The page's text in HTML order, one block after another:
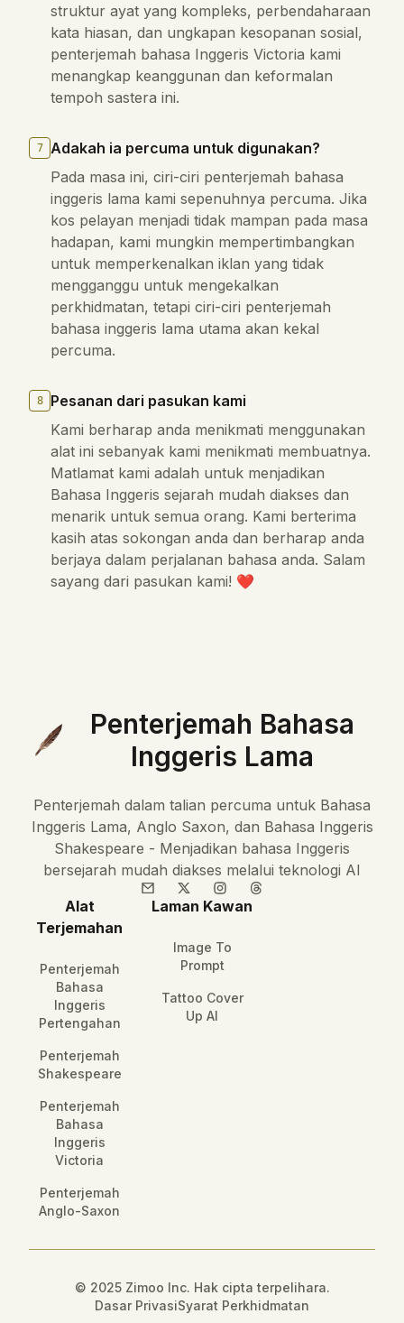
struktur ayat yang kompleks, perbendaharaan
kata hiasan, dan ungkapan kesopanan sosial,
penterjemah bahasa Inggeris Victoria kami
menangkap keanggunan dan keformalan
tempoh sastera ini.
7
Adakah ia percuma untuk digunakan?
Pada masa ini, ciri-ciri penterjemah bahasa
inggeris lama kami sepenuhnya percuma. Jika
kos pelayan menjadi tidak mampan pada masa
hadapan, kami mungkin mempertimbangkan
untuk memperkenalkan iklan yang tidak
mengganggu untuk mengekalkan
perkhidmatan, tetapi ciri-ciri penterjemah
bahasa inggeris lama utama akan kekal
percuma.
8
Pesanan dari pasukan kami
Kami berharap anda menikmati menggunakan
alat ini sebanyak kami menikmati membuatnya.
Matlamat kami adalah untuk menjadikan
Bahasa Inggeris sejarah mudah diakses dan
menarik untuk semua orang. Kami berterima
kasih atas sokongan anda dan berharap anda
berjaya dalam perjalanan bahasa anda. Salam
sayang dari pasukan kami! ❤️
Penterjemah Bahasa
Inggeris Lama
Penterjemah dalam talian percuma untuk Bahasa
Inggeris Lama, Anglo Saxon, dan Bahasa Inggeris
Shakespeare - Menjadikan bahasa Inggeris
bersejarah mudah diakses melalui teknologi AI
Alat
Terjemahan
Penterjemah
Bahasa
Inggeris
Pertengahan
Penterjemah
Shakespeare
Penterjemah
Bahasa
Inggeris
Victoria
Penterjemah
Anglo-Saxon
Laman Kawan
Image To
Prompt
Tattoo Cover
Up AI
© 2025 Zimoo Inc. Hak cipta terpelihara.
Dasar PrivasiSyarat Perkhidmatan